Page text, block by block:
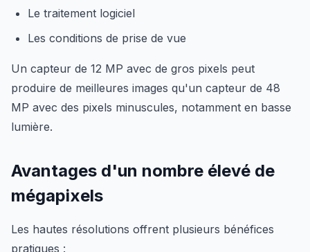
Le traitement logiciel
Les conditions de prise de vue
Un capteur de 12 MP avec de gros pixels peut
produire de meilleures images qu'un capteur de 48
MP avec des pixels minuscules, notamment en basse
lumière.
Avantages d'un nombre élevé de
mégapixels
Les hautes résolutions offrent plusieurs bénéfices
pratiques :